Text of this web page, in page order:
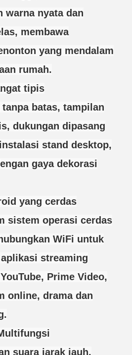
warna nyata dan
membawa
yang mendalam
rumah.
tipis
batas, tampilan
dukungan dipasang
stand desktop,
gaya dekorasi
yang cerdas
sistem operasi cerdas
WiFi untuk
streaming
Prime Video,
online, drama dan
suara jarak jauh,